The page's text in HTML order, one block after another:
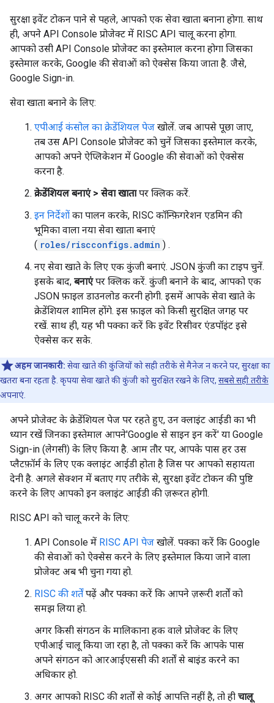
सुरक्षा इवेंट टोकन पाने से पहले, आपको एक सेवा खाता बनाना होगा. साथ
ही, अपने API Console प्रोजेक्ट में RISC API चालू करना होगा.
आपको उसी API Console प्रोजेक्ट का इस्तेमाल करना होगा जिसका
इस्तेमाल करके, Google की सेवाओं को ऐक्सेस किया जाता है. जैसे,
Google Sign-in.
सेवा खाता बनाने के लिए:
एपीआई कंसोल का क्रेडेंशियल पेज खोलें. जब आपसे पूछा जाए,
तब उस API Console प्रोजेक्ट को चुनें जिसका इस्तेमाल करके,
आपको अपने ऐप्लिकेशन में Google की सेवाओं को ऐक्सेस
करना है.
क्रेडेंशियल बनाएं > सेवा खातापर क्लिक करें.
इन निर्देशों का पालन करके, RISC कॉन्फ़िगरेशन एडमिन की
भूमिका वाला नया सेवा खाता बनाएं
( roles/riscconfigs.admin ) .
नए सेवा खाते के लिए एक कुंजी बनाएं. JSON कुंजी का टाइप चुनें.
इसके बाद, बनाएंपर क्लिक करें. कुंजी बनाने के बाद, आपको एक
JSON फ़ाइल डाउनलोड करनी होगी. इसमें आपके सेवा खाते के
क्रेडेंशियल शामिल होंगे. इस फ़ाइल को किसी सुरक्षित जगह पर
रखें. साथ ही, यह भी पक्का करें कि इवेंट रिसीवर एंडपॉइंट इसे
ऐक्सेस कर सके.
अहम जानकारी: सेवा खाते की कुंजियों को सही तरीके से मैनेज न करने पर, सुरक्षा का
खतरा बना रहता है. कृपया सेवा खाते की कुंजी को सुरक्षित रखने के लिए, सबसे सही तरीके
अपनाएं.
अपने प्रोजेक्ट के क्रेडेंशियल पेज पर रहते हुए, उन क्लाइंट आईडी का भी
ध्यान रखें जिनका इस्तेमाल आपने'Google से साइन इन करें' या Google
Sign-in (लेगसी) के लिए किया है. आम तौर पर, आपके पास हर उस
प्लैटफ़ॉर्म के लिए एक क्लाइंट आईडी होता है जिस पर आपको सहायता
देनी है. अगले सेक्शन में बताए गए तरीके से, सुरक्षा इवेंट टोकन की पुष्टि
करने के लिए आपको इन क्लाइंट आईडी की ज़रूरत होगी.
RISC API को चालू करने के लिए:
API Console में RISC API पेज खोलें. पक्का करें कि Google
की सेवाओं को ऐक्सेस करने के लिए इस्तेमाल किया जाने वाला
प्रोजेक्ट अब भी चुना गया हो.
RISC की शर्तेंपढ़ें और पक्का करें कि आपने ज़रूरी शर्तों को
समझ लिया हो.
अगर किसी संगठन के मालिकाना हक वाले प्रोजेक्ट के लिए
एपीआई चालू किया जा रहा है, तो पक्का करें कि आपके पास
अपने संगठन को आरआईएससी की शर्तों से बाइंड करने का
अधिकार हो.
अगर आपको RISC की शर्तों से कोई आपत्ति नहीं है, तो ही चालू